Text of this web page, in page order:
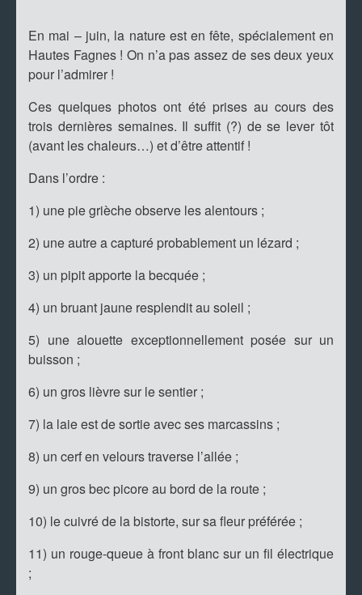
En mai – juin, la nature est en fête, spécialement en
Hautes Fagnes ! On n’a pas assez de ses deux yeux
pour l’admirer !
Ces quelques photos ont été prises au cours des
trois dernières semaines. Il suffit (?) de se lever tôt
(avant les chaleurs…) et d’être attentif !
Dans l’ordre :
1) une pie grièche observe les alentours ;
2) une autre a capturé probablement un lézard ;
3) un pipit apporte la becquée ;
4) un bruant jaune resplendit au soleil ;
5) une alouette exceptionnellement posée sur un
buisson ;
6) un gros lièvre sur le sentier ;
7) la laie est de sortie avec ses marcassins ;
8) un cerf en velours traverse l’allée ;
9) un gros bec picore au bord de la route ;
10) le cuivré de la bistorte, sur sa fleur préférée ;
11) un rouge-queue à front blanc sur un fil électrique
;